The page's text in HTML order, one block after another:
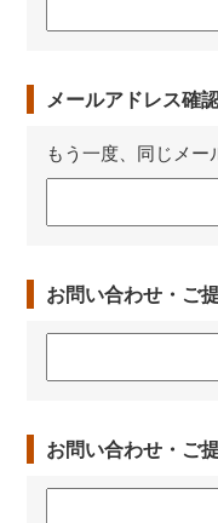
メールアドレス確
もう一度、同じメー
お問い合わせ・ご
お問い合わせ・ご